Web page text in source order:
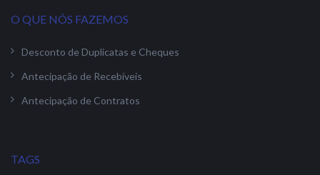
O QUE NÓS FAZEMOS
Desconto de Duplicatas e Cheques
Antecipação de Recebíveis
Antecipação de Contratos
TAGS